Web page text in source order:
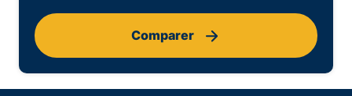
Comparer